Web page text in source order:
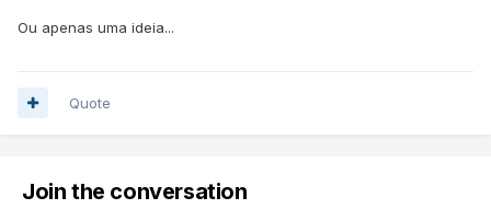
Ou apenas uma ideia...
Quote
Join the conversation